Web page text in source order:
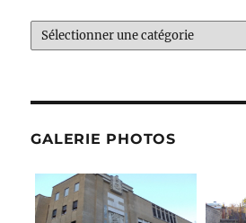
Catégories
GALERIE PHOTOS